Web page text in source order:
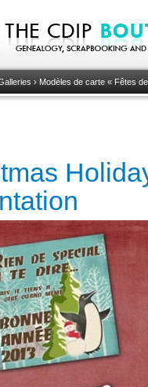
› Modèles de carte « Fêtes